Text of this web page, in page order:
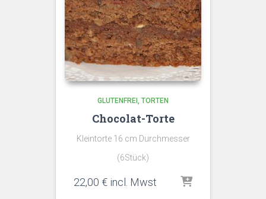
GLUTENFREI TORTEN
Chocolat-Torte
Kleintorte 16 cm Durchmesser
(6Stück)
22,00 € incl. Mwst